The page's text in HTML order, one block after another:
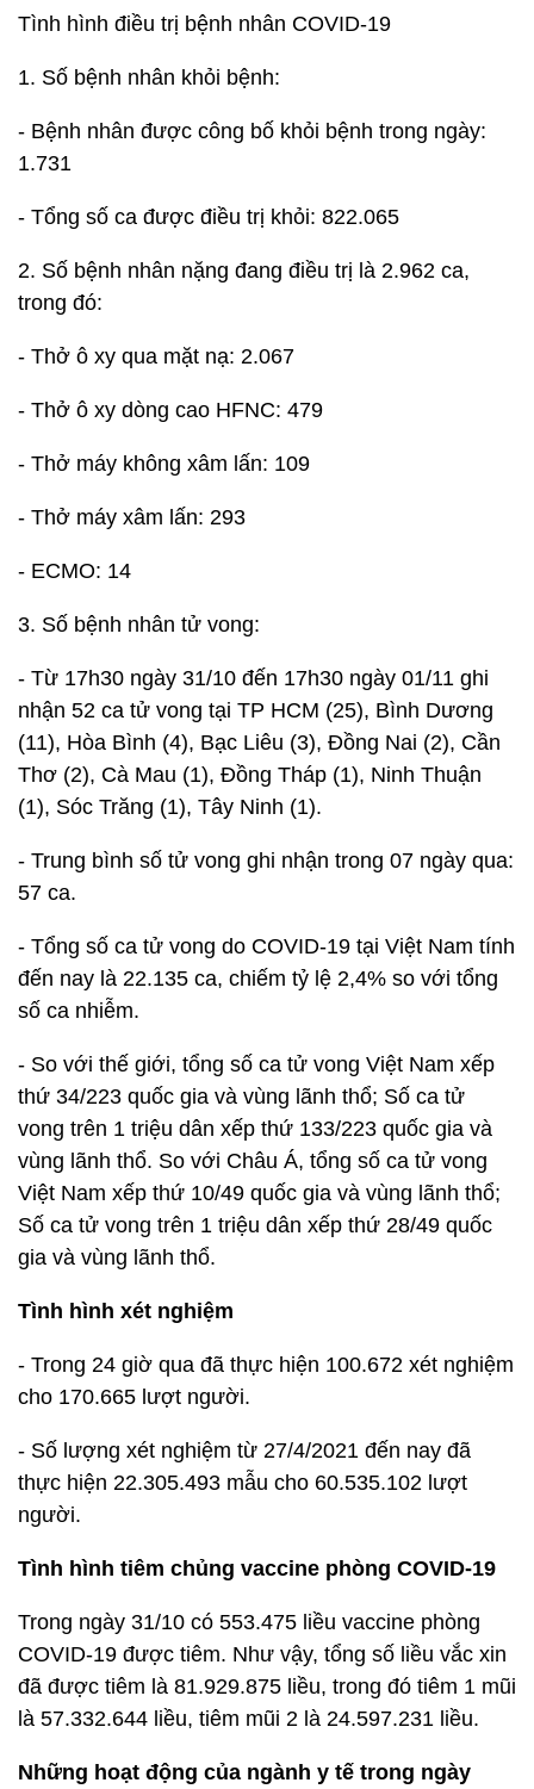
Tình hình điều trị bệnh nhân COVID-19
1. Số bệnh nhân khỏi bệnh:
- Bệnh nhân được công bố khỏi bệnh trong ngày:
1.731
- Tổng số ca được điều trị khỏi: 822.065
2. Số bệnh nhân nặng đang điều trị là 2.962 ca,
trong đó:
- Thở ô xy qua mặt nạ: 2.067
- Thở ô xy dòng cao HFNC: 479
- Thở máy không xâm lấn: 109
- Thở máy xâm lấn: 293
- ECMO: 14
3. Số bệnh nhân tử vong:
- Từ 17h30 ngày 31/10 đến 17h30 ngày 01/11 ghi
nhận 52 ca tử vong tại TP HCM (25), Bình Dương
(11), Hòa Bình (4), Bạc Liêu (3), Đồng Nai (2), Cần
Thơ (2), Cà Mau (1), Đồng Tháp (1), Ninh Thuận
(1), Sóc Trăng (1), Tây Ninh (1).
- Trung bình số tử vong ghi nhận trong 07 ngày qua:
57 ca.
- Tổng số ca tử vong do COVID-19 tại Việt Nam tính
đến nay là 22.135 ca, chiếm tỷ lệ 2,4% so với tổng
số ca nhiễm.
- So với thế giới, tổng số ca tử vong Việt Nam xếp
thứ 34/223 quốc gia và vùng lãnh thổ; Số ca tử
vong trên 1 triệu dân xếp thứ 133/223 quốc gia và
vùng lãnh thổ. So với Châu Á, tổng số ca tử vong
Việt Nam xếp thứ 10/49 quốc gia và vùng lãnh thổ;
Số ca tử vong trên 1 triệu dân xếp thứ 28/49 quốc
gia và vùng lãnh thổ.
Tình hình xét nghiệm
- Trong 24 giờ qua đã thực hiện 100.672 xét nghiệm
cho 170.665 lượt người.
- Số lượng xét nghiệm từ 27/4/2021 đến nay đã
thực hiện 22.305.493 mẫu cho 60.535.102 lượt
người.
Tình hình tiêm chủng vaccine phòng COVID-19
Trong ngày 31/10 có 553.475 liều vaccine phòng
COVID-19 được tiêm. Như vậy, tổng số liều vắc xin
đã được tiêm là 81.929.875 liều, trong đó tiêm 1 mũi
là 57.332.644 liều, tiêm mũi 2 là 24.597.231 liều.
Những hoạt động của ngành y tế trong ngày